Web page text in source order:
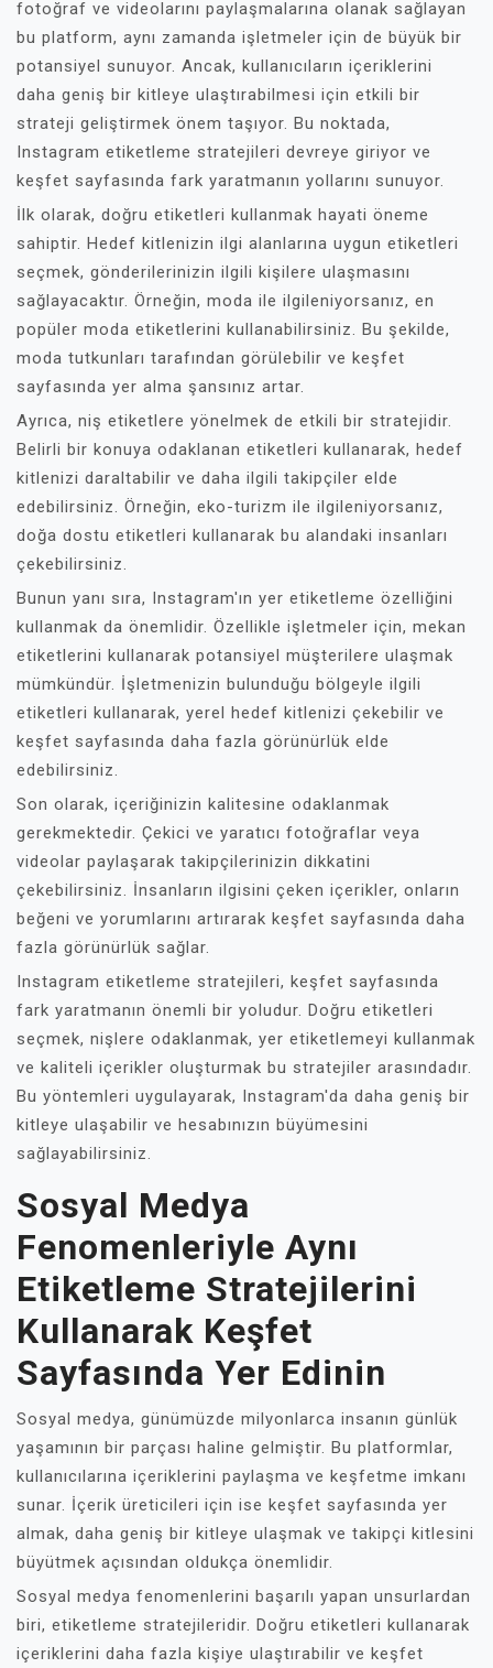
fotoğraf ve videolarını paylaşmalarına olanak sağlayan
bu platform, aynı zamanda işletmeler için de büyük bir
potansiyel sunuyor. Ancak, kullanıcıların içeriklerini
daha geniş bir kitleye ulaştırabilmesi için etkili bir
strateji geliştirmek önem taşıyor. Bu noktada,
Instagram etiketleme stratejileri devreye giriyor ve
keşfet sayfasında fark yaratmanın yollarını sunuyor.
İlk olarak, doğru etiketleri kullanmak hayati öneme
sahiptir. Hedef kitlenizin ilgi alanlarına uygun etiketleri
seçmek, gönderilerinizin ilgili kişilere ulaşmasını
sağlayacaktır. Örneğin, moda ile ilgileniyorsanız, en
popüler moda etiketlerini kullanabilirsiniz. Bu şekilde,
moda tutkunları tarafından görülebilir ve keşfet
sayfasında yer alma şansınız artar.
Ayrıca, niş etiketlere yönelmek de etkili bir stratejidir.
Belirli bir konuya odaklanan etiketleri kullanarak, hedef
kitlenizi daraltabilir ve daha ilgili takipçiler elde
edebilirsiniz. Örneğin, eko-turizm ile ilgileniyorsanız,
doğa dostu etiketleri kullanarak bu alandaki insanları
çekebilirsiniz.
Bunun yanı sıra, Instagram'ın yer etiketleme özelliğini
kullanmak da önemlidir. Özellikle işletmeler için, mekan
etiketlerini kullanarak potansiyel müşterilere ulaşmak
mümkündür. İşletmenizin bulunduğu bölgeyle ilgili
etiketleri kullanarak, yerel hedef kitlenizi çekebilir ve
keşfet sayfasında daha fazla görünürlük elde
edebilirsiniz.
Son olarak, içeriğinizin kalitesine odaklanmak
gerekmektedir. Çekici ve yaratıcı fotoğraflar veya
videolar paylaşarak takipçilerinizin dikkatini
çekebilirsiniz. İnsanların ilgisini çeken içerikler, onların
beğeni ve yorumlarını artırarak keşfet sayfasında daha
fazla görünürlük sağlar.
Instagram etiketleme stratejileri, keşfet sayfasında
fark yaratmanın önemli bir yoludur. Doğru etiketleri
seçmek, nişlere odaklanmak, yer etiketlemeyi kullanmak
ve kaliteli içerikler oluşturmak bu stratejiler arasındadır.
Bu yöntemleri uygulayarak, Instagram'da daha geniş bir
kitleye ulaşabilir ve hesabınızın büyümesini
sağlayabilirsiniz.
Sosyal Medya
Fenomenleriyle Aynı
Etiketleme Stratejilerini
Kullanarak Keşfet
Sayfasında Yer Edinin
Sosyal medya, günümüzde milyonlarca insanın günlük
yaşamının bir parçası haline gelmiştir. Bu platformlar,
kullanıcılarına içeriklerini paylaşma ve keşfetme imkanı
sunar. İçerik üreticileri için ise keşfet sayfasında yer
almak, daha geniş bir kitleye ulaşmak ve takipçi kitlesini
büyütmek açısından oldukça önemlidir.
Sosyal medya fenomenlerini başarılı yapan unsurlardan
biri, etiketleme stratejileridir. Doğru etiketleri kullanarak
içeriklerini daha fazla kişiye ulaştırabilir ve keşfet